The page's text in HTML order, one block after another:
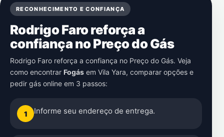
RECONHECIMENTO E CONFIANÇA
Rodrigo Faro reforça a
confiança no Preço do Gás
Rodrigo Faro reforça a confiança no Preço do Gás. Veja
como encontrar Fogás em Vila Yara, comparar opções e
pedir gás online em 3 passos:
1 Informe seu endereço de entrega.